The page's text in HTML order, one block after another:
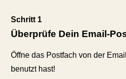
Schritt 1
Überprüfe Dein Email-
Öffne das Postfach von der
benutzt hast!